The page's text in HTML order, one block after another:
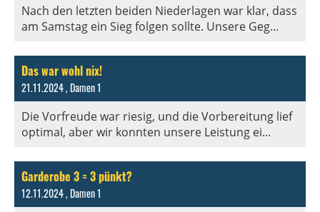
Nach den letzten beiden Niederlagen war klar, dass
am Samstag ein Sieg folgen sollte. Unsere Geg...
Das war wohl nix!
21.11.2024, Damen 1
Die Vorfreude war riesig, und die Vorbereitung lief
optimal, aber wir konnten unsere Leistung ei...
Garderobe 3 = 3 pünkt?
12.11.2024, Damen 1